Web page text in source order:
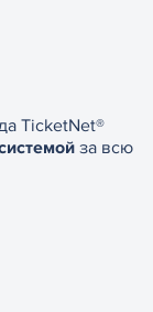
TicketNet®
за всю